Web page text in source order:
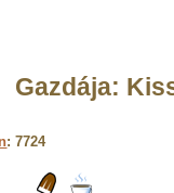
Gazdája:
: 7724